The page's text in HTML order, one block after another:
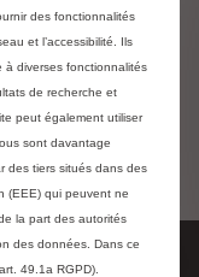
des fonctionnalités
et l’accessibilité. Ils
à diverses fonctionnalités
de recherche et
peut également utiliser
sont davantage
des tiers situés dans des
(EEE) qui peuvent ne
la part des autorités
des données. Dans ce
49.1a RGPD).